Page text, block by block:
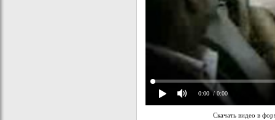
0:00 / 0:00
Скачать видео в